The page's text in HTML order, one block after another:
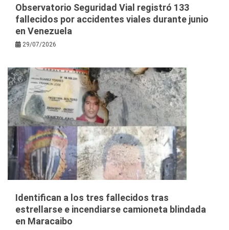
Observatorio Seguridad Vial registró 133
fallecidos por accidentes viales durante junio
en Venezuela
29/07/2026
Identifican a los tres fallecidos tras
estrellarse e incendiarse camioneta blindada
en Maracaibo